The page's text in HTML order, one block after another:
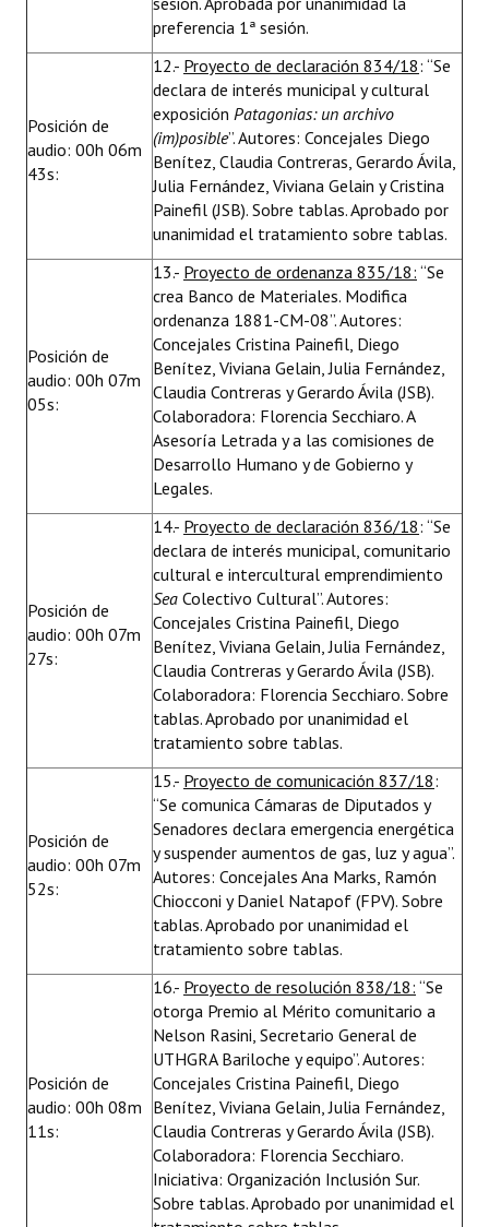
preferencia 1ª sesión.
Posición de
audio: 00h 06m
43s:
12.- Proyecto de declaración 834/18: “Se
declara de interés municipal y cultural
exposición Patagonias: un archivo
(im)posible”. Autores: Concejales Diego
Benítez, Claudia Contreras, Gerardo Ávila,
Julia Fernández, Viviana Gelain y Cristina
Painefil (JSB). Sobre tablas. Aprobado por
unanimidad el tratamiento sobre tablas.
Posición de
audio: 00h 07m
05s:
13.- Proyecto de ordenanza 835/18: “Se
crea Banco de Materiales. Modifica
ordenanza 1881-CM-08”. Autores:
Concejales Cristina Painefil, Diego
Benítez, Viviana Gelain, Julia Fernández,
Claudia Contreras y Gerardo Ávila (JSB).
Colaboradora: Florencia Secchiaro. A
Asesoría Letrada y a las comisiones de
Desarrollo Humano y de Gobierno y
Legales.
Posición de
audio: 00h 07m
27s:
14.- Proyecto de declaración 836/18: “Se
declara de interés municipal, comunitario
cultural e intercultural emprendimiento
Sea Colectivo Cultural”. Autores:
Concejales Cristina Painefil, Diego
Benítez, Viviana Gelain, Julia Fernández,
Claudia Contreras y Gerardo Ávila (JSB).
Colaboradora: Florencia Secchiaro. Sobre
tablas. Aprobado por unanimidad el
tratamiento sobre tablas.
Posición de
audio: 00h 07m
52s:
15.- Proyecto de comunicación 837/18:
“Se comunica Cámaras de Diputados y
Senadores declara emergencia energética
y suspender aumentos de gas, luz y agua”.
Autores: Concejales Ana Marks, Ramón
Chiocconi y Daniel Natapof (FPV). Sobre
tablas. Aprobado por unanimidad el
tratamiento sobre tablas.
Posición de
audio: 00h 08m
11s:
16.- Proyecto de resolución 838/18: “Se
otorga Premio al Mérito comunitario a
Nelson Rasini, Secretario General de
UTHGRA Bariloche y equipo”. Autores:
Concejales Cristina Painefil, Diego
Benítez, Viviana Gelain, Julia Fernández,
Claudia Contreras y Gerardo Ávila (JSB).
Colaboradora: Florencia Secchiaro.
Iniciativa: Organización Inclusión Sur.
Sobre tablas. Aprobado por unanimidad el